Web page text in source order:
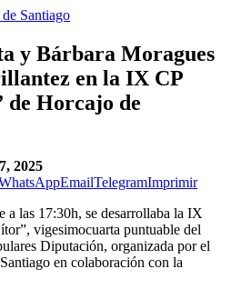
Santiago
y Bárbara Moragues
en la IX CP
Horcajo de
2025
EmailTelegramImprimir
a las 17:30h, se desarrollaba la IX
vigesimocuarta puntuable del
Diputación, organizada por el
en colaboración con la